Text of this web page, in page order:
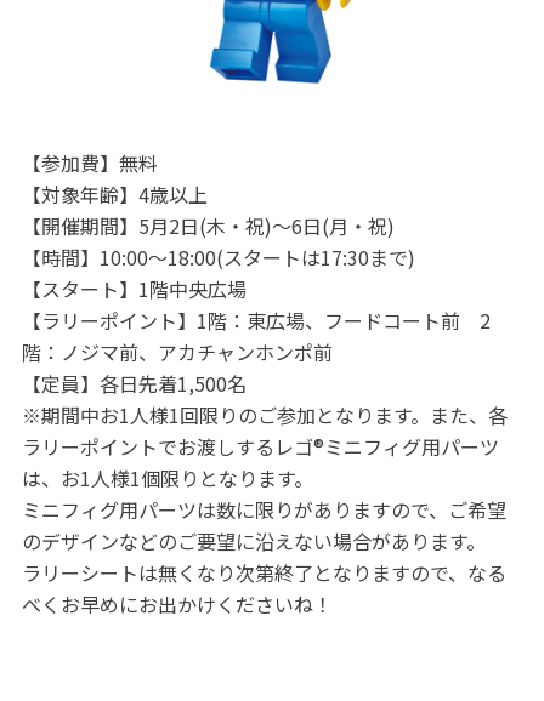
【参加費】無料
【対象年齢】4歳以上
【開催期間】5月2日(木・祝)～6日(月・祝)
【時間】10:00～18:00(スタートは17:30まで)
【スタート】1階中央広場
【ラリーポイント】1階：東広場、フードコート前 2
階：ノジマ前、アカチャンホンポ前
【定員】各日先着1,500名
※期間中お1人様1回限りのご参加となります。また、各
ラリーポイントでお渡しするレゴ®ミニフィグ用パーツ
は、お1人様1個限りとなります。
ミニフィグ用パーツは数に限りがありますので、ご希望
のデザインなどのご要望に沿えない場合があります。
ラリーシートは無くなり次第終了となりますので、なる
べくお早めにお出かけくださいね！